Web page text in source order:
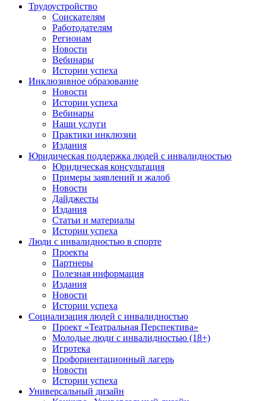
Трудоустройство
Соискателям
Работодателям
Регионам
Новости
Вебинары
Истории успеха
Инклюзивное образование
Новости
Истории успеха
Вебинары
Наши услуги
Практики инклюзии
Издания
Юридическая поддержка людей с инвалидностью
Юридическая консультация
Примеры заявлений и жалоб
Новости
Дайджесты
Издания
Статьи и материалы
Истории успеха
Люди с инвалидностью в спорте
Проекты
Партнеры
Полезная информация
Издания
Новости
Истории успеха
Социализация людей с инвалидностью
Проект «Театральная Перспектива»
Молодые люди с инвалидностью (18+)
Игротека
Профориентационный лагерь
Новости
Истории успеха
Универсальный дизайн